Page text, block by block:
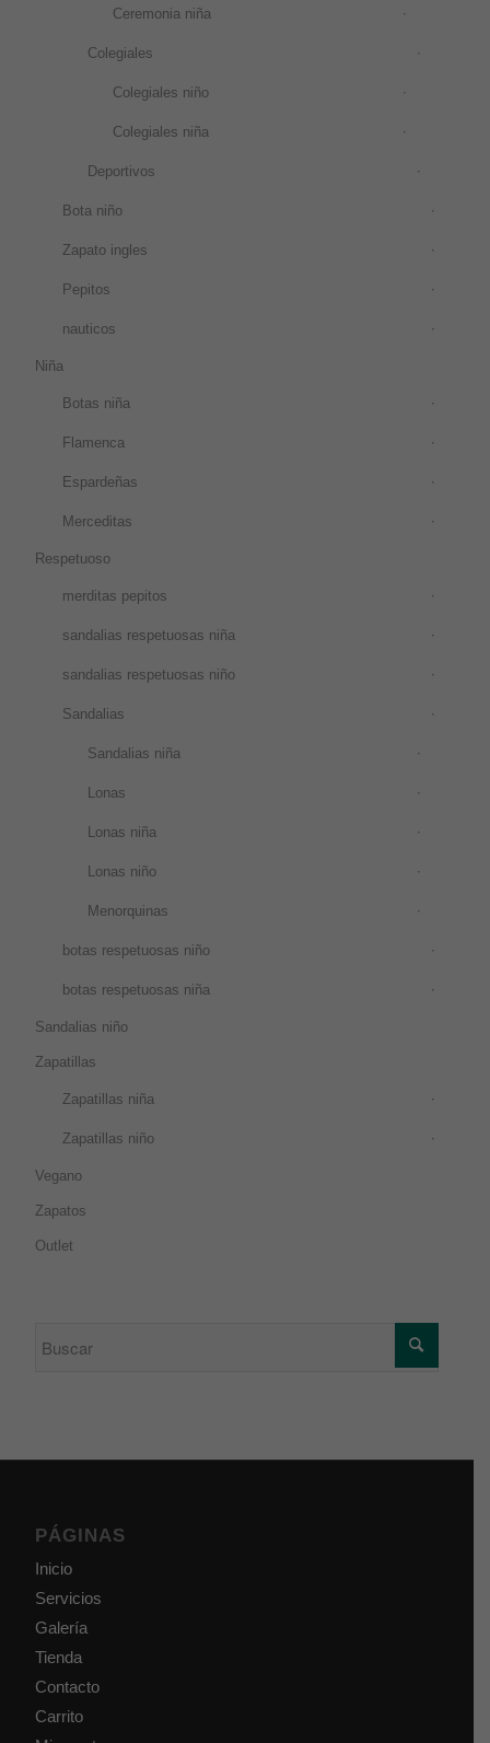
Ceremonia niña
Colegiales
Colegiales niño
Colegiales niña
Deportivos
Bota niño
Zapato ingles
Pepitos
nauticos
Niña
Botas niña
Flamenca
Espardeñas
Merceditas
Respetuoso
merditas pepitos
sandalias respetuosas niña
sandalias respetuosas niño
Sandalias
Sandalias niña
Lonas
Lonas niña
Lonas niño
Menorquinas
botas respetuosas niño
botas respetuosas niña
Sandalias niño
Zapatillas
Zapatillas niña
Zapatillas niño
Vegano
Zapatos
Outlet
PÁGINAS
Inicio
Servicios
Galería
Tienda
Contacto
Carrito